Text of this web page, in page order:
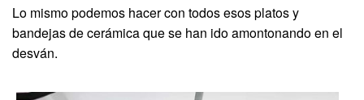
Lo mismo podemos hacer con todos esos platos y
bandejas de cerámica que se han ido amontonando en el
desván.